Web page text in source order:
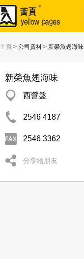
主頁 > 公司資料 > 新榮魚翅海味
新榮魚翅海味
西營盤
2546 4187
2546 3362
分享給朋友